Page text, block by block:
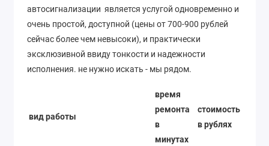
автосигнализации является услугой одновременно и
очень простой, доступной (цены от 700-900 рублей
сейчас более чем невысоки), и практически
эксклюзивной ввиду тонкости и надежности
исполнения. не нужно искать - мы рядом.
вид работы
время
ремонта
в
минутах
стоимость
в рублях